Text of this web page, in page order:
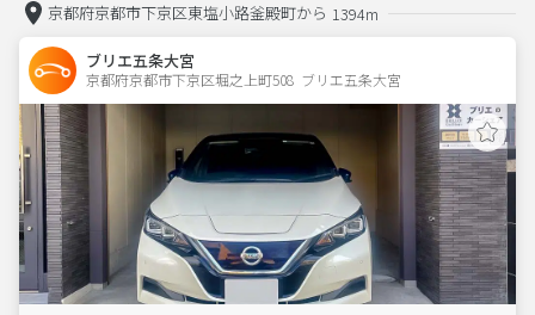
京都府京都市下京区東塩小路釜殿町から 1394m
ブリエ五条大宮
京都府京都市下京区堀之上町508  ブリエ五条大宮